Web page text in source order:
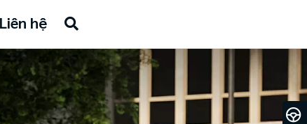
Liên hệ